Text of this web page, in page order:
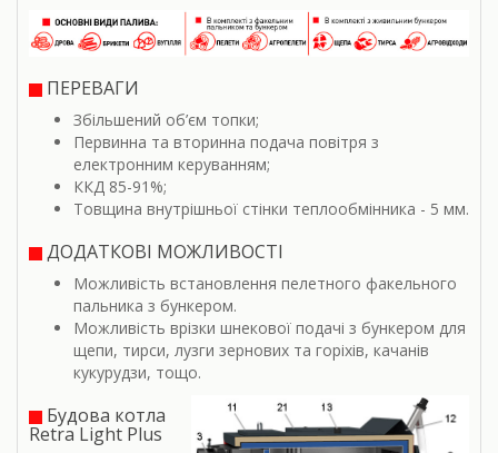
ПЕРЕВАГИ
Збільшений об’єм топки;
Первинна та вторинна подача повітря з
електронним керуванням;
ККД 85-91%;
Товщина внутрішньої стінки теплообмінника - 5 мм.
ДОДАТКОВІ МОЖЛИВОСТІ
Можливість встановлення пелетного факельного
пальника з бункером.
Можливість врізки шнекової подачі з бункером для
щепи, тирси, лузги зернових та горіхів, качанів
кукурудзи, тощо.
Будова котла
Retra Light Plus